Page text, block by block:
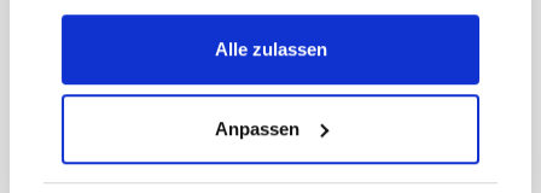
Alle zulassen
Anpassen
E-
Mail-
anmelden